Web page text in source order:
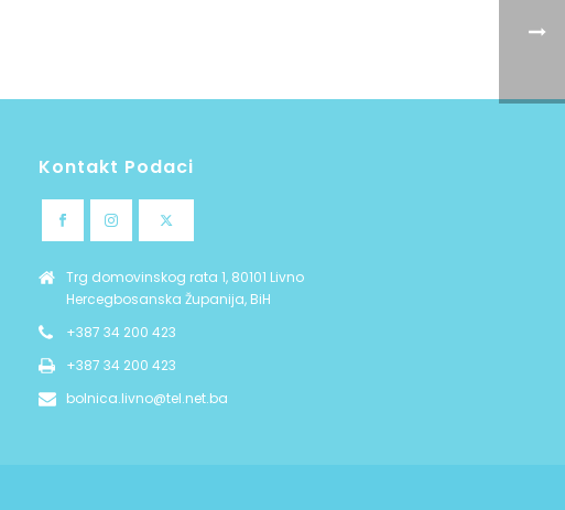
Kontakt Podaci
Trg domovinskog rata 1, 80101 Livno
Hercegbosanska Županija, BiH
+387 34 200 423
+387 34 200 423
bolnica.livno@tel.net.ba